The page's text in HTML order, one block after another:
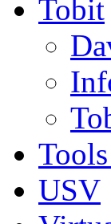
Tobit
USV